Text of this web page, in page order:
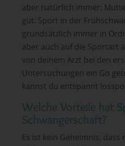
aber natürlich immer:
gut. Sport in der
grundsätzlich immer in
aber auch auf die Sportart
von deinem Arzt bei den
Untersuchungen ein Go
kannst du entspannt
Welche Vorteile hat
Schwangerschaft?
Es ist kein Geheimnis,